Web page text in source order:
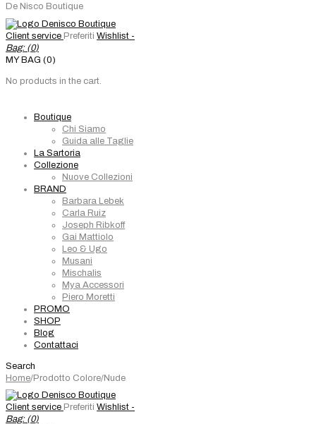
De Nisco Boutique
Client service Preferiti Wishlist -
Bag: (0)
MY BAG (0)
No products in the cart.
Boutique
Chi Siamo
Guida alle Taglie
La Sartoria
Collezione
Nuove Collezioni
BRAND
Barbara Lebek
Carla Ruiz
Joseph Ribkoff
Gai Mattiolo
Leo & Ugo
Musani
Mischalis
Mya Accessori
Piero Moretti
PROMO
SHOP
Blog
Contattaci
Search
Home/Prodotto Colore/Nude
Client service Preferiti Wishlist -
Bag: (0)